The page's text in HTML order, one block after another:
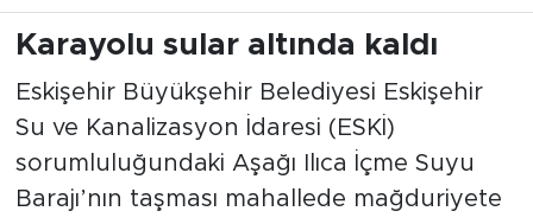
Karayolu sular altında kaldı
Eskişehir Büyükşehir Belediyesi Eskişehir
Su ve Kanalizasyon İdaresi (ESKİ)
sorumluluğundaki Aşağı Ilıca İçme Suyu
Barajı’nın taşması mahallede mağduriyete
Politika